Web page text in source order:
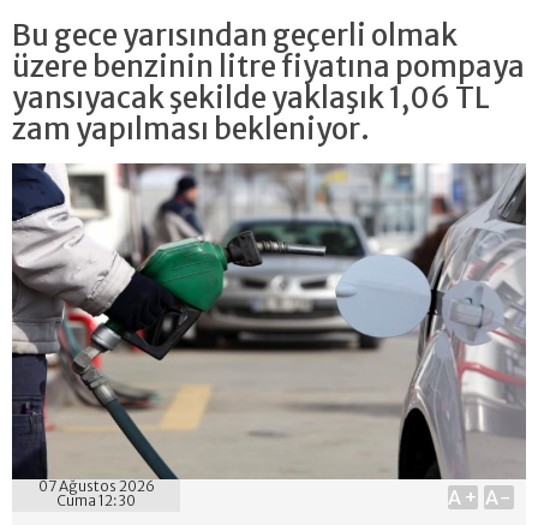
Bu gece yarısından geçerli olmak
üzere benzinin litre fiyatına pompaya
yansıyacak şekilde yaklaşık 1,06 TL
zam yapılması bekleniyor.
07 Ağustos 2026
Cuma 12:30
A+ A-